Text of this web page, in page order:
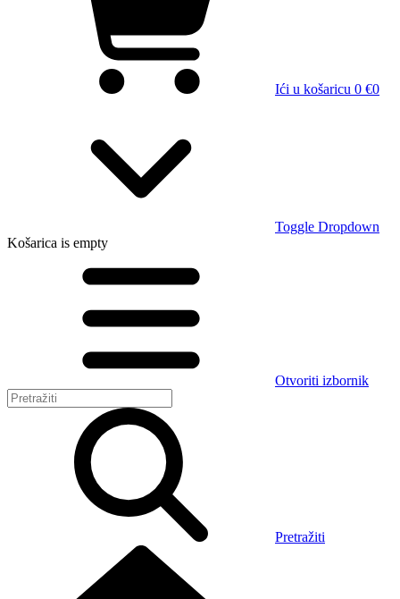
Ići u košaricu 0 €0
Toggle Dropdown
Košarica is empty
Otvoriti izbornik
Pretražiti